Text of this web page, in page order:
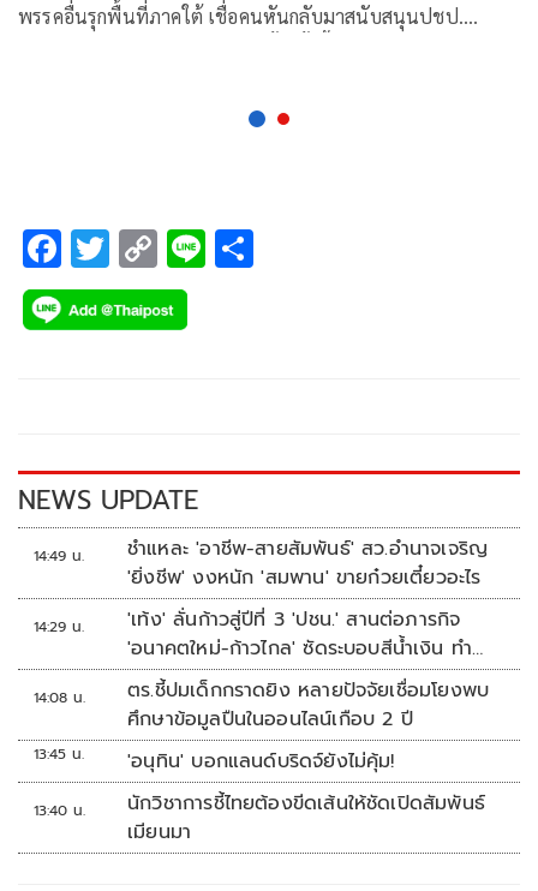
พรรคอื่นรุกพื้นที่ภาคใต้ เชื่อคนหันกลับมาสนับสนุนปชป.
F
ac
e
k
T
wi
tt
C
o
p
k
Li
NEWS UPDATE
14:49 น.
ชำแหละ 'อาชีพ-สายสัมพันธ์' สว.อำนาจเจริญ
'ยิ่งชีพ' งงหนัก 'สมพาน' ขายก๋วยเตี๋ยวอะไร
14:29 น.
'เท้ง' ลั่นก้าวสู่ปีที่ 3 'ปชน.' สานต่อภารกิจ
'อนาคตใหม่-ก้าวไกล' ซัดระบอบสีน้ำเงิน ทำ
หลักนิติรัฐ-นิติธรรมสั่นคลอน
14:08 น.
ตร.ชี้ปมเด็กกราดยิง หลายปัจจัยเชื่อมโยงพบ
ศึกษาข้อมูลปืนในออนไลน์เกือบ 2 ปี
13:45 น. 'อนุทิน' บอกแลนด์บริดจ์ยังไม่คุ้ม!
13:40 น.
นักวิชาการชี้ไทยต้องขีดเส้นให้ชัดเปิดสัมพันธ์
เมียนมา